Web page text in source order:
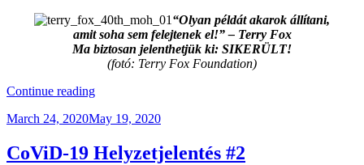
“Olyan példát akarok állítani,
amit soha sem felejtenek el!” – Terry Fox
Ma biztosan jelenthetjük ki: SIKERÜLT!
(fotó: Terry Fox Foundation)
Continue reading“Terry
A
Hőse”
Posted
March 24, 2020May 19, 2020
CoViD-19 Helyzetjelentés #2